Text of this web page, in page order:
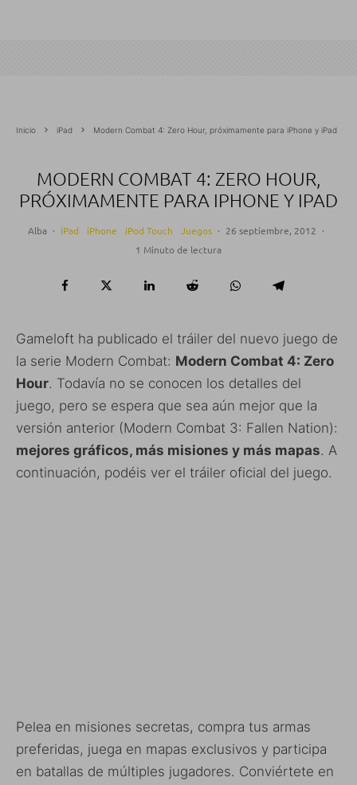
Inicio iPad Modern Combat 4: Zero Hour, próximamente para iPhone y iPad
MODERN COMBAT 4: ZERO HOUR,
PRÓXIMAMENTE PARA IPHONE Y IPAD
Alba · iPad iPhone iPod Touch Juegos · 26 septiembre, 2012 ·
1 Minuto de lectura
Gameloft ha publicado el tráiler del nuevo juego de
la serie Modern Combat: Modern Combat 4: Zero
Hour. Todavía no se conocen los detalles del
juego, pero se espera que sea aún mejor que la
versión anterior (Modern Combat 3: Fallen Nation):
mejores gráficos, más misiones y más mapas. A
continuación, podéis ver el tráiler oficial del juego.
Pelea en misiones secretas, compra tus armas
preferidas, juega en mapas exclusivos y participa
en batallas de múltiples jugadores. Conviértete en